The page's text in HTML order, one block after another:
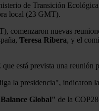
de Transición
local (23 GMT).
comenzaron nuevas
Teresa Ribera, y el
está prevista una
la presidencia", indicaron
Global" de la